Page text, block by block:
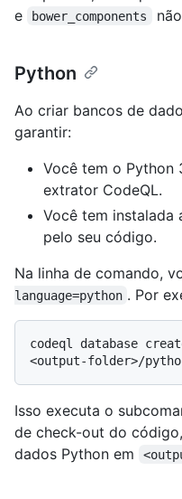
e bower_components
Python
Ao criar bancos de
garantir:
Você tem o Python
extrator CodeQL.
Você tem instalada
pelo seu código.
Na linha de comando,
language=python . Por
codeql database
Isso executa o
de check-out do
dados Python em